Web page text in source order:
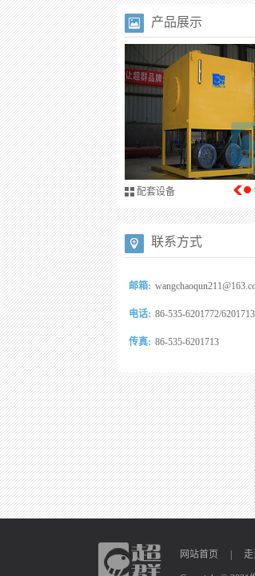
产品展示
土压泥水两用平衡..
联系方式
邮箱:
电话: 86-535-6201772/6201713
传真: 86-535-6201713
网站首页 走